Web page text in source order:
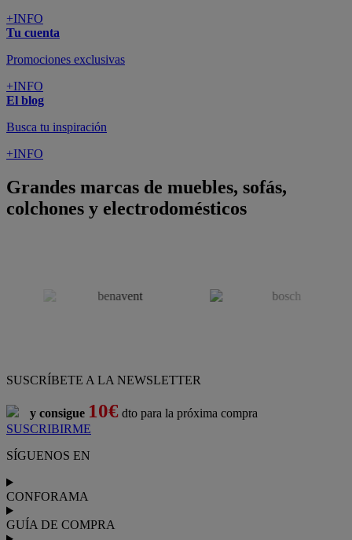
+INFO
Tu cuenta
Promociones exclusivas
+INFO
El blog
Busca tu inspiración
+INFO
Grandes marcas de muebles, sofás,
colchones y electrodomésticos
SUSCRÍBETE A LA NEWSLETTER
y consigue 10€ dto para la próxima compra
SUSCRIBIRME
SÍGUENOS EN
CONFORAMA
GUÍA DE COMPRA